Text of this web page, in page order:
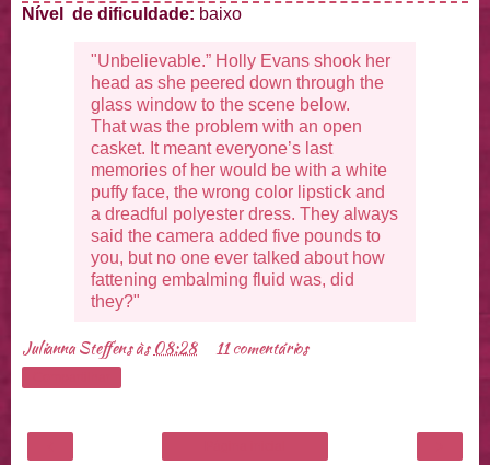
Nível de dificuldade: baixo
"Unbelievable.” Holly Evans shook her
head as she peered down through the
glass window to the scene below.
That was the problem with an open
casket. It meant everyone’s last
memories of her would be with a white
puffy face, the wrong color lipstick and
a dreadful polyester dress. They always
said the camera added five pounds to
you, but no one ever talked about how
fattening embalming fluid was, did
they?"
Julianna Steffensàs08:28 11 comentários